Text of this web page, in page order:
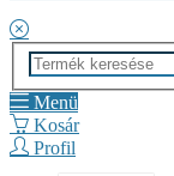
Menü
Kosár
Profil